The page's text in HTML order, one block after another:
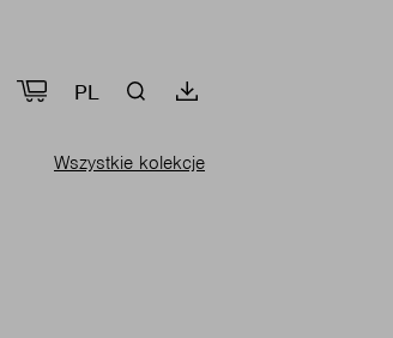
PL
Wszystkie kolekcje